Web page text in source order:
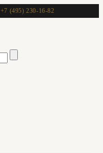
+7 (495) 230-16-82